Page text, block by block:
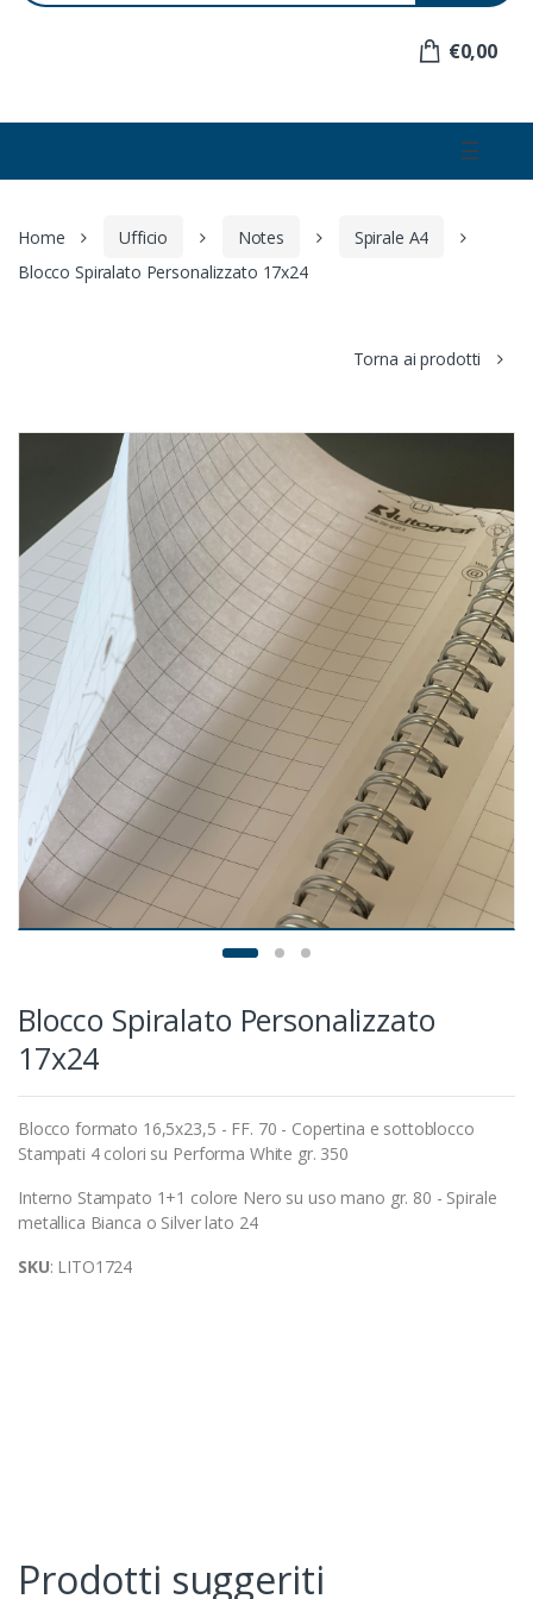
€0,00
☰
Home Ufficio Notes
Spirale A4
Blocco Spiralato Personalizzato 17x24
Torna ai prodotti
Blocco Spiralato Personalizzato
17x24
Blocco formato 16,5x23,5 - FF. 70 - Copertina e sottoblocco
Stampati 4 colori su Performa White gr. 350
Interno Stampato 1+1 colore Nero su uso mano gr. 80 - Spirale
metallica Bianca o Silver lato 24
SKU: LITO1724
Prodotti suggeriti